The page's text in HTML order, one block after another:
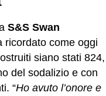
S&S Swan
ricordato come oggi
siano stati 824,
del sodalizio e con
“Ho avuto l’onore e